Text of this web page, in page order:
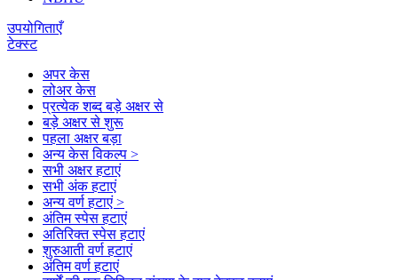
उपयोगिताएँ
टेक्स्ट
अपर केस
लोअर केस
प्रत्येक शब्द बड़े अक्षर से
बड़े अक्षर से शुरू
पहला अक्षर बड़ा
अन्य केस विकल्प >
सभी अक्षर हटाएं
सभी अंक हटाएं
अन्य वर्ण हटाएं >
अंतिम स्पेस हटाएं
अतिरिक्त स्पेस हटाएं
शुरुआती वर्ण हटाएं
अंतिम वर्ण हटाएं